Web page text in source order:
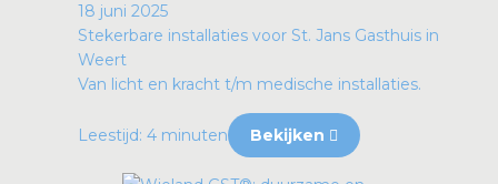
18 juni 2025
Stekerbare installaties voor St. Jans Gasthuis in
Weert
Van licht en kracht t/m medische installaties.
Leestijd: 4 minuten Bekijken